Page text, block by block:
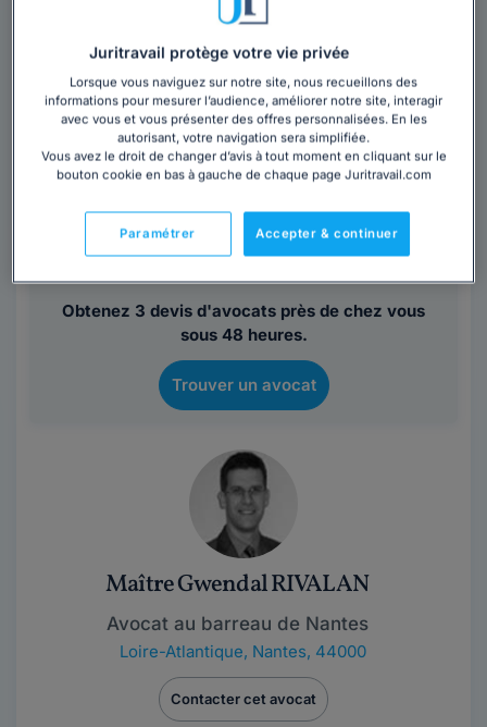
Loire-Atlantique,Nantes, 44000
J'ai prêté serment en 2002 après une formation en
droit des affaires en France (universités de Nantes et
Angers) et en Angleterre...Lire la suite
Vous souhaitez rencontrer un avocat en
cabinet à Nantes ?
Obtenez 3 devis d'avocats près de chez vous
sous 48 heures.
Trouver un avocat
Maître Gwendal RIVALAN
Avocat au barreau de Nantes
Loire-Atlantique, Nantes, 44000
Contacter cet avocat
Juritravail protège votre vie privée
Lorsque vous naviguez sur notre site, nous recueillons des
informations pour mesurer l’audience, améliorer notre site, interagir
avec vous et vous présenter des offres personnalisées. En les
autorisant, votre navigation sera simplifiée.
Vous avez le droit de changer d’avis à tout moment en cliquant sur le
bouton cookie en bas à gauche de chaque page Juritravail.com
Accepter & continuer
Paramétrer